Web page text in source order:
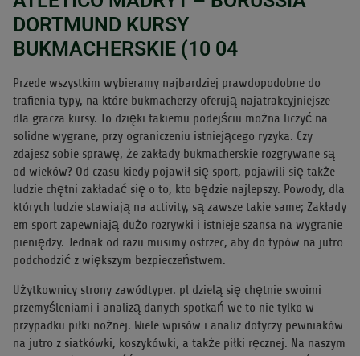
DORTMUND KURSY
BUKMACHERSKIE (10 04
Przede wszystkim wybieramy najbardziej prawdopodobne do
trafienia typy, na które bukmacherzy oferują najatrakcyjniejsze
dla gracza kursy. To dzięki takiemu podejściu można liczyć na
solidne wygrane, przy ograniczeniu istniejącego ryzyka. Czy
zdajesz sobie sprawę, że zakłady bukmacherskie rozgrywane są
od wieków? Od czasu kiedy pojawił się sport, pojawili się także
ludzie chętni zakładać się o to, kto będzie najlepszy. Powody, dla
których ludzie stawiają na activity, są zawsze takie same; Zakłady
em sport zapewniają dużo rozrywki i istnieje szansa na wygranie
pieniędzy. Jednak od razu musimy ostrzec, aby do typów na jutro
podchodzić z większym bezpieczeństwem.
Użytkownicy strony zawódtyper. pl dzielą się chętnie swoimi
przemyśleniami i analizą danych spotkań we to nie tylko w
przypadku piłki nożnej. Wiele wpisów i analiz dotyczy pewniaków
na jutro z siatkówki, koszykówki, a także piłki ręcznej. Na naszym